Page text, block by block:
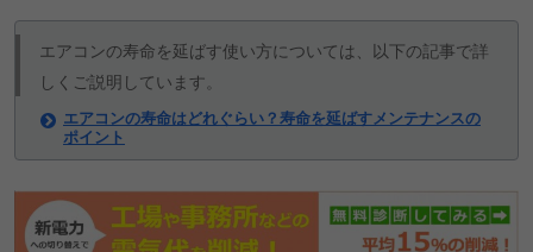
エアコンの寿命を延ばす使い方については、以下の記事で詳
しくご説明しています。
エアコンの寿命はどれぐらい？寿命を延ばすメンテナンスの
ポイント